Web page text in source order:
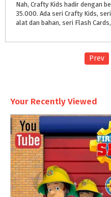
Nah, Crafty Kids hadir dengan
35.000. Ada seri Crafty Kids,
Prev
Your Recently Viewed